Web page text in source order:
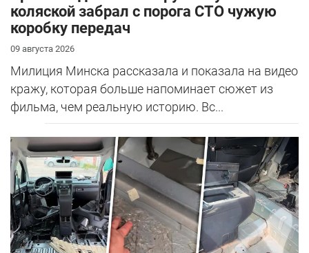
коляской забрал с порога СТО чужую
коробку передач
09 августа 2026
Милиция Минска рассказала и показала на видео
кражу, которая больше напоминает сюжет из
фильма, чем реальную историю. Вс...